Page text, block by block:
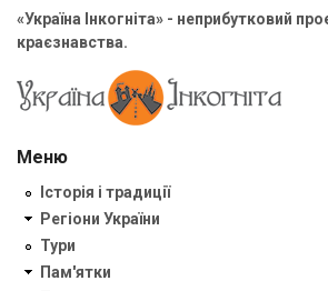
«Україна Інкогніта» - неприбутковий
краєзнавства.
Меню
Історія і традиції
Регіони України
Тури
Пам'ятки